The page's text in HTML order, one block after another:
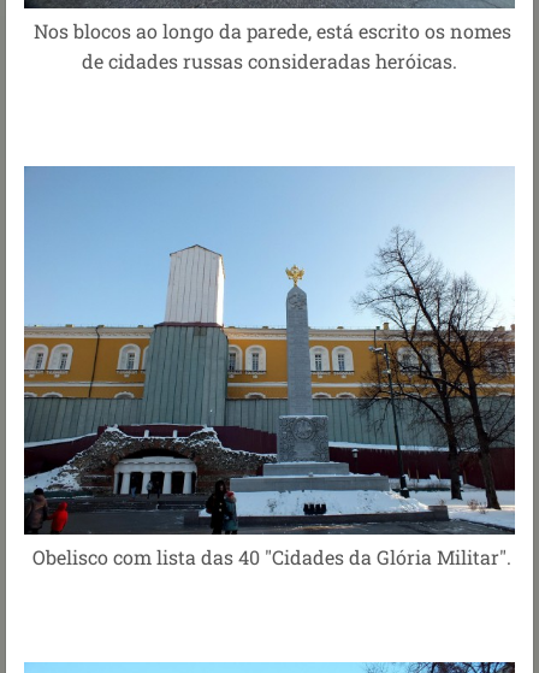
Nos blocos ao longo da parede, está escrito os nomes
de cidades russas consideradas heróicas.
Obelisco com lista das 40 "Cidades da Glória Militar".